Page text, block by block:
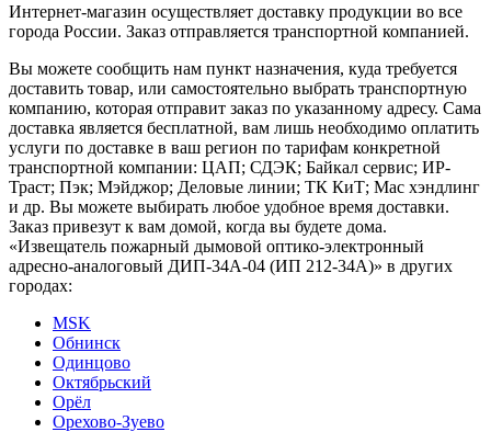
Интернет-магазин осуществляет доставку продукции во все
города России. Заказ отправляется транспортной компанией.
Вы можете сообщить нам пункт назначения, куда требуется
доставить товар, или самостоятельно выбрать транспортную
компанию, которая отправит заказ по указанному адресу. Сама
доставка является бесплатной, вам лишь необходимо оплатить
услуги по доставке в ваш регион по тарифам конкретной
транспортной компании: ЦАП; СДЭК; Байкал сервис; ИР-
Траст; Пэк; Мэйджор; Деловые линии; ТК КиТ; Мас хэндлинг
и др. Вы можете выбирать любое удобное время доставки.
Заказ привезут к вам домой, когда вы будете дома.
«Извещатель пожарный дымовой оптико-электронный
адресно-аналоговый ДИП-34А-04 (ИП 212-34А)» в других
городах:
MSK
Обнинск
Одинцово
Октябрьский
Орёл
Орехово-Зуево